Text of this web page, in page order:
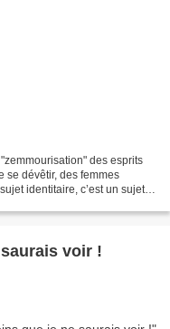
des esprits
se dévêtir, des femmes
identitaire, c’est un sujet
voir !